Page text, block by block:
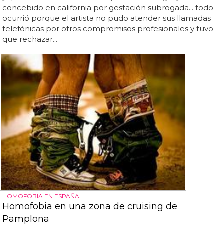
concebido en california por gestación subrogada... todo
ocurrió porque el artista no pudo atender sus llamadas
telefónicas por otros compromisos profesionales y tuvo
que rechazar...
HOMOFOBIA EN ESPAÑA
Homofobia en una zona de cruising de
Pamplona